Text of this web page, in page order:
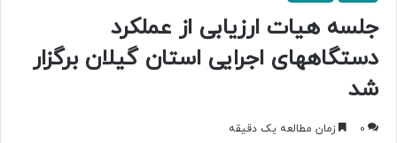
جلسه هیات ارزیابی از عملکرد
دستگاههای اجرایی استان گیلان برگزار
شد
0 زمان مطالعه یک دقیقه